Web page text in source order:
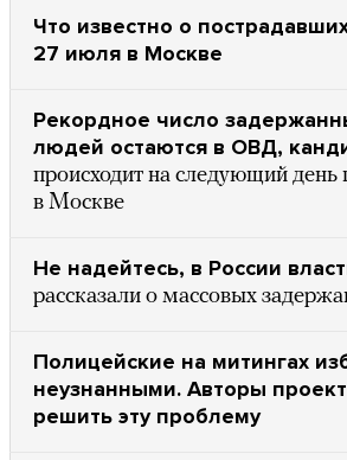
Что известно о
27 июля в Москве
Рекордное число
людей остаются в ОВД,
происходит на следующий день
в Москве
Не надейтесь, в России
рассказали о массовых
Полицейские на митингах
неузнанными. Авторы
решить эту проблему